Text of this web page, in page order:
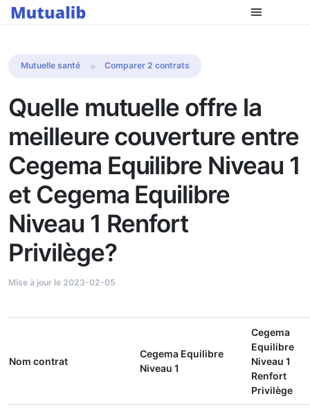
Comparer les mutuelles
Mutuelle santé Comparer 2 contrats
Quelle mutuelle offre la
meilleure couverture entre
Cegema Equilibre Niveau 1
et Cegema Equilibre
Niveau 1 Renfort
Privilège?
Mise à jour le 2023-02-05
Nom contrat
Cegema Equilibre
Niveau 1
Cegema
Equilibre
Niveau 1
Renfort
Privilège